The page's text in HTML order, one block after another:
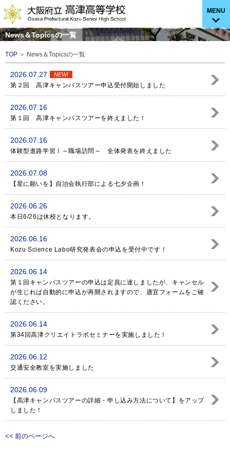
MENU
News＆Topicsの一覧
TOP ＞ News＆Topicsの一覧
2026.07.27 NEW!
第２回 高津キャンパスツアー申込受付開始しました
2026.07.16
第１回 高津キャンパスツアーを終えました！
2026.07.16
体験型進路学習Ⅰ～職場訪問～ 全体発表を終えました
2026.07.08
【星に願いを】自治会執行部による七夕企画！
2026.06.26
本日6/26は休校となります。
2026.06.16
Kozu Science Labo研究発表会の申込を受付中です！
2026.06.14
第１回キャンパスツアーの申込は定員に達しましたが、キャンセル
が生じれば自動的に申込が再開されますので、適宜フォームをご確
認ください。
2026.06.14
第34回高津クリエイトラボセミナーを実施しました！
2026.06.12
交通安全教室を実施しました
2026.06.09
【高津キャンパスツアーの詳細・申し込み方法について】をアップ
しました！
<< 前のページへ